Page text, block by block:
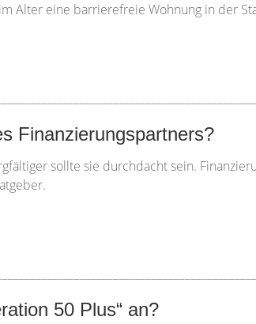
Alter eine barrierefreie Wohnung in der
Finanzierungspartners?
sollte sie durchdacht sein.
50 Plus“ an?